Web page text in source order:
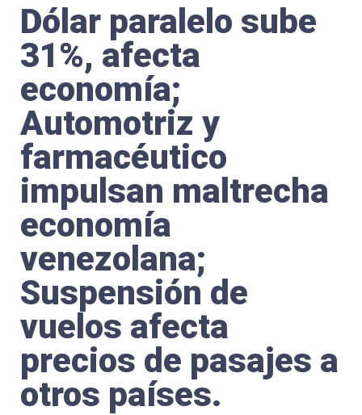
Dólar paralelo sube
31%, afecta
economía;
Automotriz y
farmacéutico
impulsan maltrecha
economía
venezolana;
Suspensión de
vuelos afecta
precios de pasajes a
otros países.